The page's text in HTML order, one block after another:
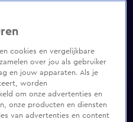
cookies en vergelijkbare
over jou als gebruiker
en jouw apparaten. Als je
worden
om onze advertenties en
onze producten en diensten
van advertenties en content